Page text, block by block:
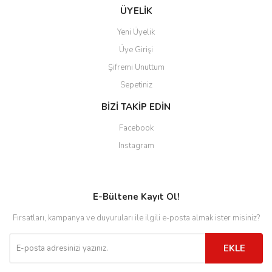
ÜYELİK
Yeni Üyelik
Üye Girişi
Şifremi Unuttum
Sepetiniz
BİZİ TAKİP EDİN
Facebook
Instagram
E-Bültene Kayıt Ol!
Fırsatları, kampanya ve duyuruları ile ilgili e-posta almak ister misiniz?
EKLE